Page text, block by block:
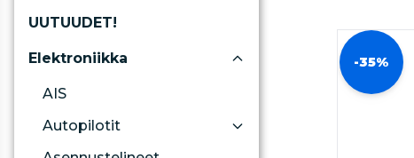
UUTUUDET!
Elektroniikka
AIS
Autopilotit
-35%